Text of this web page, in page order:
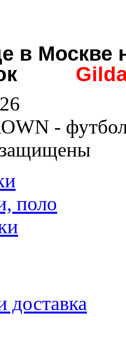
в
-
защищены
поло
доставка